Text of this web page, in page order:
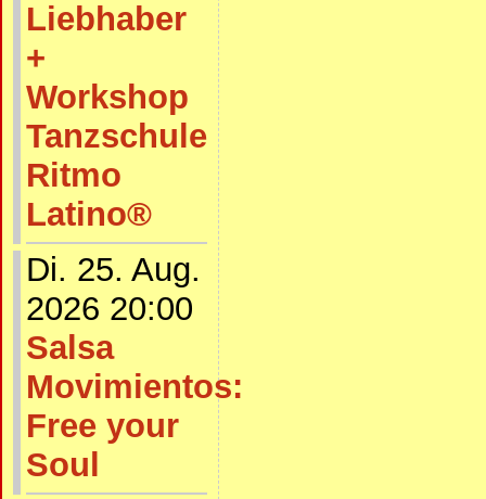
Liebhaber
+
Workshop
Tanzschule
Ritmo
Latino®
Di. 25. Aug.
2026 20:00
Salsa
Movimientos:
Free your
Soul